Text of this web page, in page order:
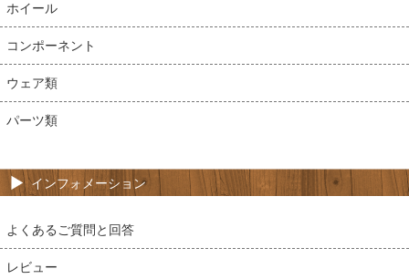
ホイール
コンポーネント
ウェア類
パーツ類
インフォメーション
よくあるご質問と回答
レビュー